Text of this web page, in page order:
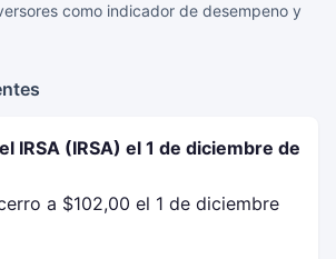
como indicador de desempeno y
IRSA (IRSA) el 1 de diciembre de
a $102,00 el 1 de diciembre